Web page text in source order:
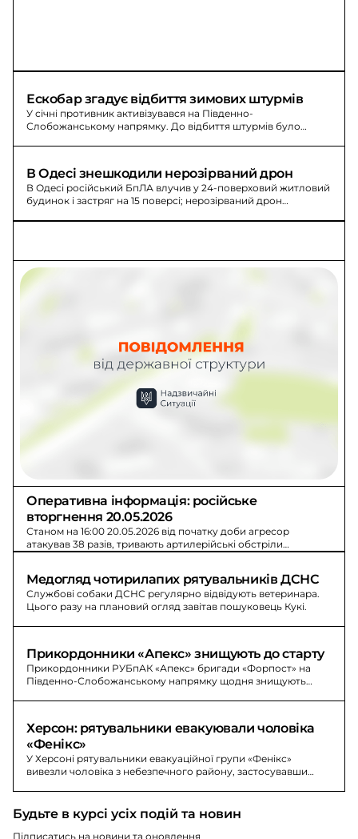
Ескобар згадує відбиття зимових штурмів
У січні противник активізувався на Південно-
Слобожанському напрямку. До відбиття штурмів було
В Одесі знешкодили нерозірваний дрон
В Одесі російський БпЛА влучив у 24-поверховий житловий
будинок і застряг на 15 поверсі; нерозірваний дрон
Оперативна інформація: російське
вторгнення 20.05.2026
Станом на 16:00 20.05.2026 від початку доби агресор
атакував 38 разів, тривають артилерійські обстріли
Медогляд чотирилапих рятувальників ДСНС
Службові собаки ДСНС регулярно відвідують ветеринара.
Цього разу на плановий огляд завітав пошуковець Кукі.
Прикордонники «Апекс» знищують до старту
Прикордонники РУБпАК «Апекс» бригади «Форпост» на
Південно-Слобожанському напрямку щодня знищують
Херсон: рятувальники евакуювали чоловіка
«Фенікс»
У Херсоні рятувальники евакуаційної групи «Фенікс»
вивезли чоловіка з небезпечного району, застосувавши
Будьте в курсі усіх подій та новин
Підписатись на новини та оновлення